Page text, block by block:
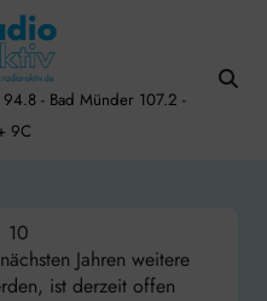
- Bad Münder 107.2 -
9C
10
Jahren weitere
ist derzeit offen